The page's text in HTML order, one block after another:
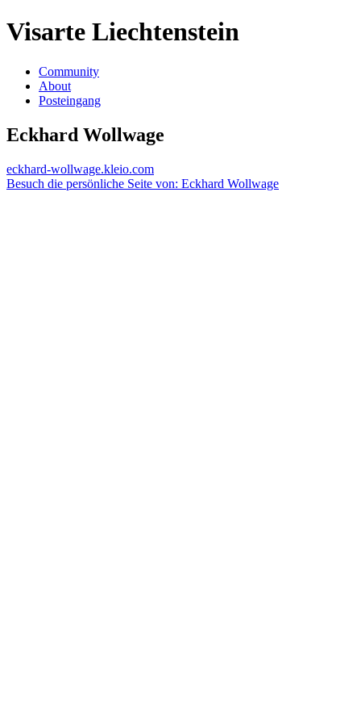
Visarte Liechtenstein
Community
About
Posteingang
Eckhard Wollwage
eckhard-wollwage.kleio.com
Besuch die persönliche Seite von: Eckhard Wollwage